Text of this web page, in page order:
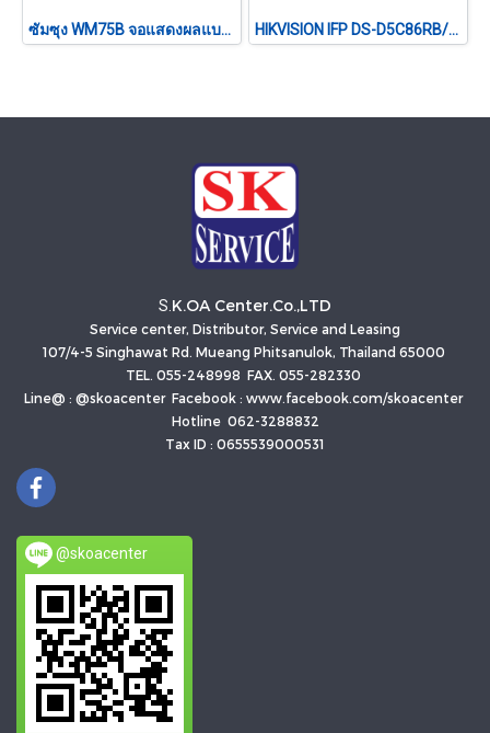
ซัมซุง WM75B จอแสดงผลแบบร่วมมือ ขนาด 75 นิ้ว 4K UHD 20 จุดสัมผัส Tizen 6.5 HIKVISION IFP DS-D5C86RB/B2L 86 นิ้ว 4K Interactive Display
S. K.OA Center.Co.,LTD
Service center, Distributor, Service and Leasing
107/4-5 Singhawat Rd. Mueang Phitsanulok, Thailand 65000
TEL. 055-248998 FAX. 055-282330
Line@ : @skoacenter Facebook : www.facebook.com/skoacenter
Hotline 062-3288832
Tax ID : 0655539000531
@skoacenter